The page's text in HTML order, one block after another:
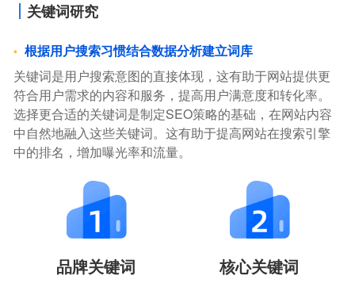
关键词研究
根据用户搜索习惯结合数据分析建立词库
关键词是用户搜索意图的直接体现，这有助于网站提供更
符合用户需求的内容和服务，提高用户满意度和转化率。
选择更合适的关键词是制定SEO策略的基础，在网站内容
中自然地融入这些关键词。这有助于提高网站在搜索引擎
中的排名，增加曝光率和流量。
品牌关键词 核心关键词